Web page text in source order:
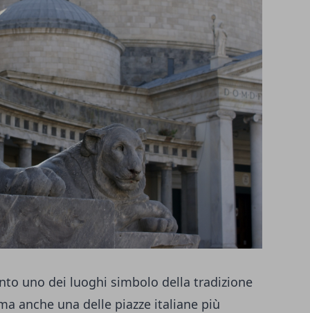
uno dei luoghi simbolo della tradizione
anche una delle piazze italiane più